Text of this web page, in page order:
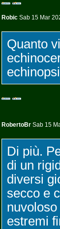
Robic Sab 15 Mar
Quanto
RobertoBr Sab 15
Di più.
di un
diversi
secco e
estremi